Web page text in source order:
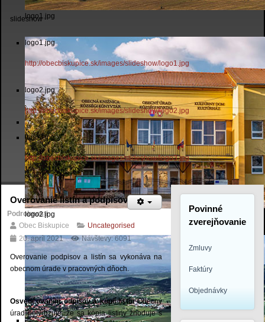
logo1.jpg
logo2.jpg
slideshow
logo1.jpg
http://obecbiskupice.sk/images/slideshow/logo1.jpg
logo2.jpg
http://obecbiskupice.sk/images/slideshow/logo2.jpg
logo3.jpg
http://obecbiskupice.sk/images/slideshow/logo3.jpg
Overovanie listín a podpisov
Podrobnosti
Obec Biskupice
Uncategorised
20. apríl 2021
Návštevy: 6091
Overovanie podpisov a listín sa vykonáva na
obecnom úrade v pracovných dňoch.
Osvedčovaním odpisov a kópií listínObecný
úrad potvrdzuje, že sa kópia listiny zhoduje s
Povinné
zverejňovanie
Zmluvy
Faktúry
Objednávky